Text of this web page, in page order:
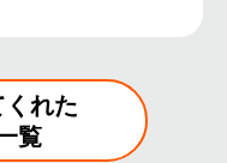
れた
覧